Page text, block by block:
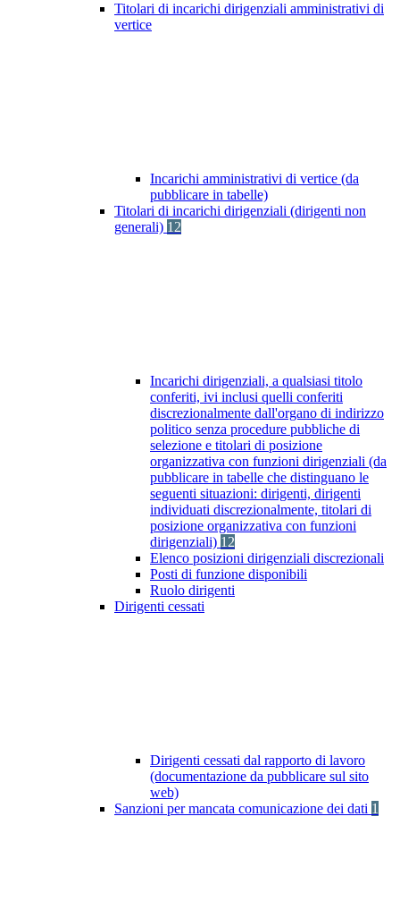
Titolari di incarichi dirigenziali amministrativi di
vertice
Incarichi amministrativi di vertice (da
pubblicare in tabelle)
Titolari di incarichi dirigenziali (dirigenti non
generali) 12
Incarichi dirigenziali, a qualsiasi titolo
conferiti, ivi inclusi quelli conferiti
discrezionalmente dall'organo di indirizzo
politico senza procedure pubbliche di
selezione e titolari di posizione
organizzativa con funzioni dirigenziali (da
pubblicare in tabelle che distinguano le
seguenti situazioni: dirigenti, dirigenti
individuati discrezionalmente, titolari di
posizione organizzativa con funzioni
dirigenziali) 12
Elenco posizioni dirigenziali discrezionali
Posti di funzione disponibili
Ruolo dirigenti
Dirigenti cessati
Dirigenti cessati dal rapporto di lavoro
(documentazione da pubblicare sul sito
web)
Sanzioni per mancata comunicazione dei dati 1